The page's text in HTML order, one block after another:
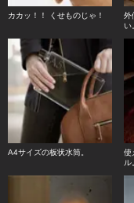
カカッ！！ くせものじゃ！
外
い
A4サイズの板状水筒。
使
ル